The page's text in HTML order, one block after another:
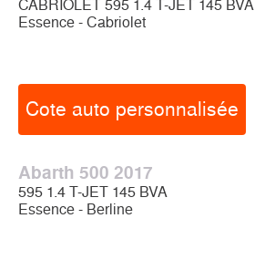
CABRIOLET 595 1.4 T-JET 145 BVA
Essence - Cabriolet
Cote auto personnalisée
Abarth 500 2017
595 1.4 T-JET 145 BVA
Essence - Berline